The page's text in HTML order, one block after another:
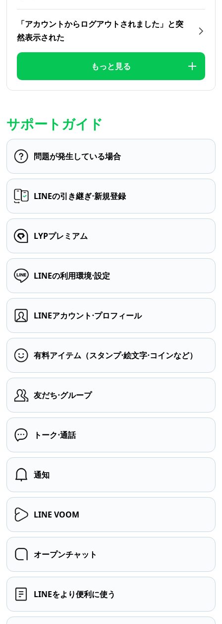
「アカウントからログアウトされました」と突
然表示された
もっと見る
サポートガイド
問題が発生している場合
LINEの引き継ぎ⋅新規登録
LYPプレミアム
LINEの利用環境⋅設定
LINEアカウント⋅プロフィール
有料アイテム（スタンプ⋅絵文字⋅コインなど）
友だち⋅グループ
トーク⋅通話
通知
LINE VOOM
オープンチャット
LINEをより便利に使う